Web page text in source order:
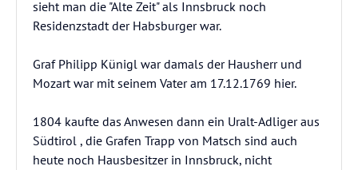
sieht man die "Alte Zeit" als Innsbruck noch
Residenzstadt der Habsburger war.
Graf Philipp Künigl war damals der Hausherr und
Mozart war mit seinem Vater am 17.12.1769 hier.
1804 kaufte das Anwesen dann ein Uralt-Adliger aus
Südtirol , die Grafen Trapp von Matsch sind auch
heute noch Hausbesitzer in Innsbruck, nicht